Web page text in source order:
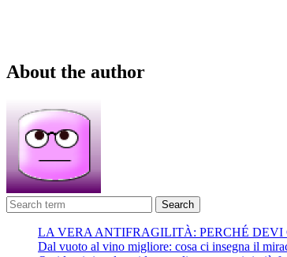
About the author
Search
LA VERA ANTIFRAGILITÀ: PERCHÉ
Dal vuoto al vino migliore: cosa ci insegna il